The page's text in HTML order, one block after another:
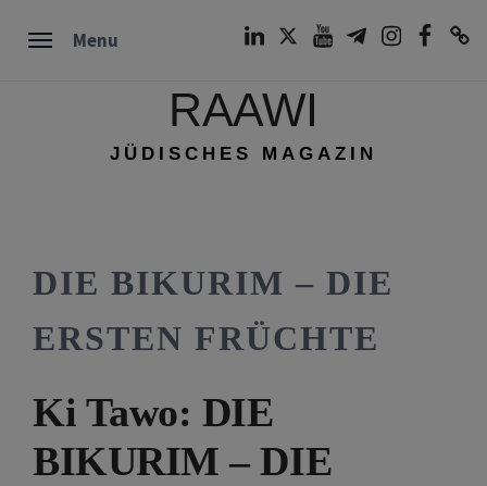
Menu
RAAWI
JÜDISCHES MAGAZIN
DIE BIKURIM – DIE
ERSTEN FRÜCHTE
Ki Tawo: DIE
BIKURIM – DIE